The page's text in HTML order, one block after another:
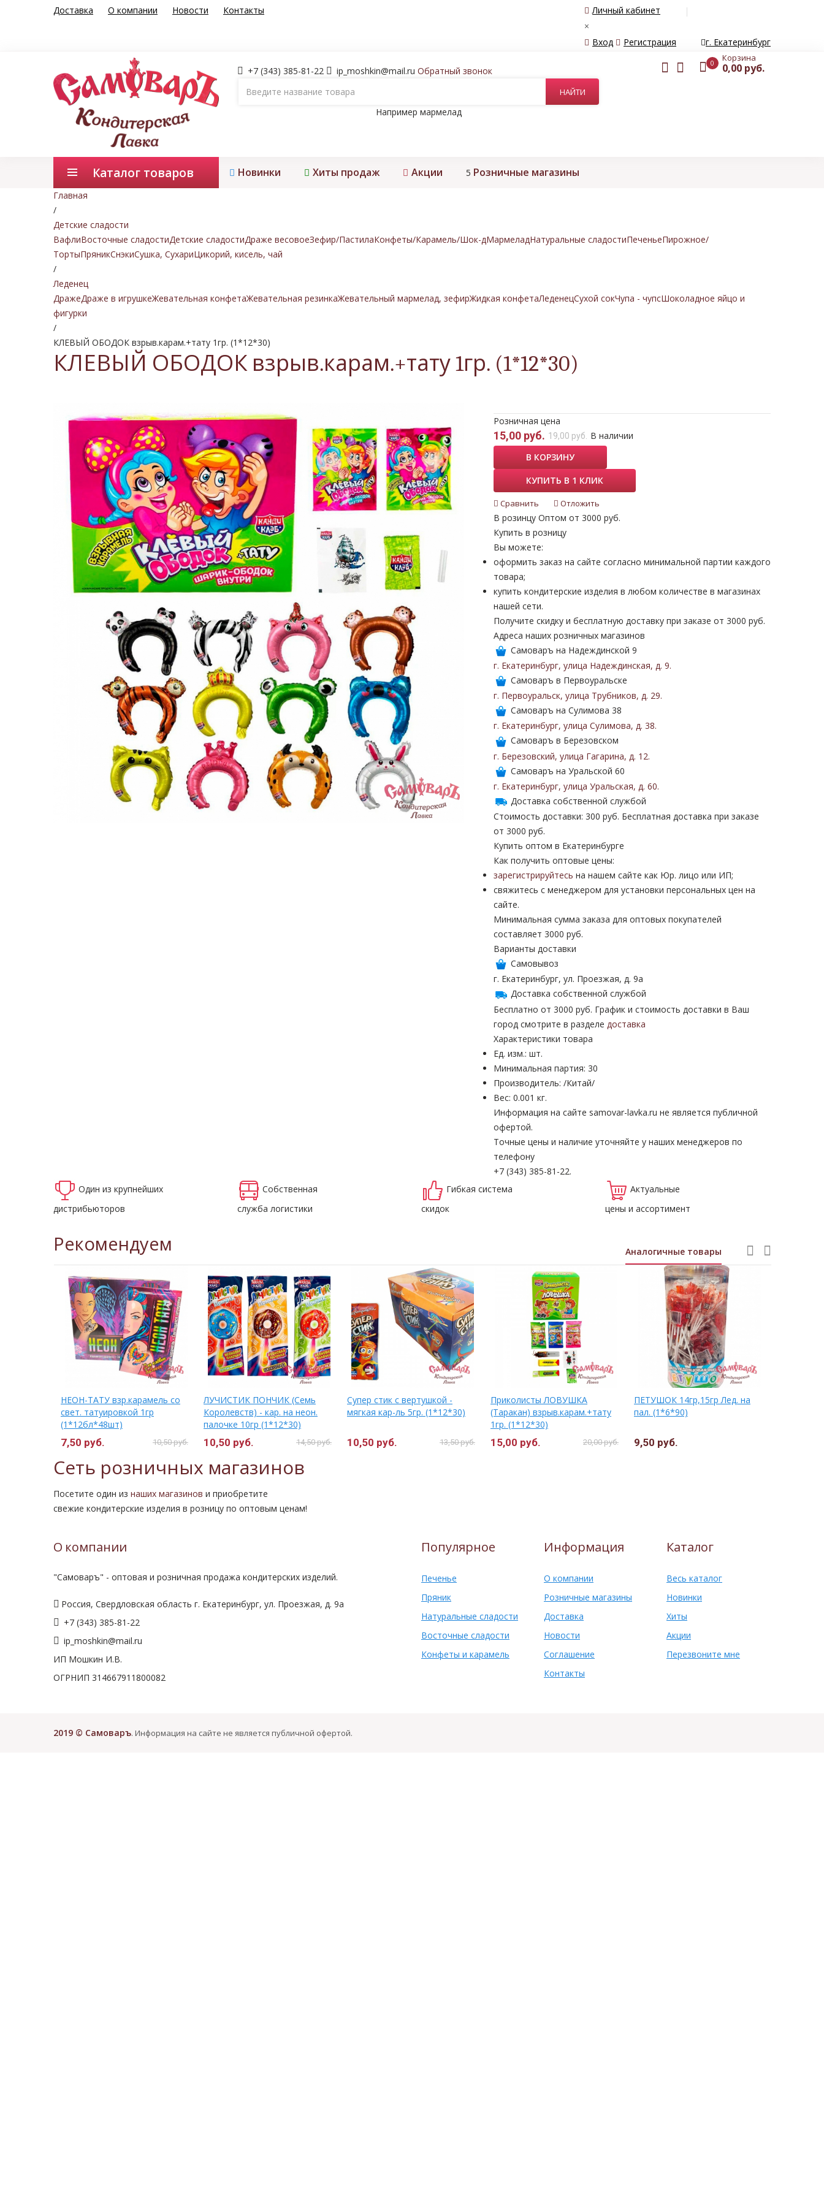
Доставка О компании Новости Контакты
Личный кабинет
×
Вход
Регистрация г. Екатеринбург
+7 (343) 385-81-22 ip_moshkin@mail.ru Обратный звонок
Например мармелад
0 Корзина
0,00 руб.
Каталог товаров Новинки Хиты продаж Акции 5 Розничные магазины
Главная
/
Детские сладости
ВафлиВосточные сладостиДетские сладостиДраже весовоеЗефир/ПастилаКонфеты/Карамель/Шок-дМармеладНатуральные сладостиПеченьеПирожное/
ТортыПряникСнэкиСушка, СухариЦикорий, кисель, чай
/
Леденец
ДражеДраже в игрушкеЖевательная конфетаЖевательная резинкаЖевательный мармелад, зефирЖидкая конфетаЛеденецСухой сокЧупа - чупсШоколадное яйцо и
фигурки
/
КЛЕВЫЙ ОБОДОК взрыв.карам.+тату 1гр. (1*12*30)
КЛЕВЫЙ ОБОДОК взрыв.карам.+тату 1гр. (1*12*30)
Розничная цена
15,00 руб. 19,00 руб.
В наличии
В КОРЗИНУ
КУПИТЬ В 1 КЛИК
Сравнить Отложить
В розинцу Оптом от 3000 руб.
Купить в розницу
Вы можете:
оформить заказ на сайте согласно минимальной партии каждого
товара;
купить кондитерские изделия в любом количестве в магазинах
нашей сети.
Получите скидку и бесплатную доставку при заказе от 3000 руб.
Адреса наших розничных магазинов
Самоваръ на Надеждинской 9
г. Екатеринбург, улица Надеждинская, д. 9.
Самоваръ в Первоуральске
г. Первоуральск, улица Трубников, д. 29.
Самоваръ на Сулимова 38
г. Екатеринбург, улица Сулимова, д. 38.
Самоваръ в Березовском
г. Березовский, улица Гагарина, д. 12.
Самоваръ на Уральской 60
г. Екатеринбург, улица Уральская, д. 60.
Доставка собственной службой
Стоимость доставки: 300 руб. Бесплатная доставка при заказе
от 3000 руб.
Купить оптом в Екатеринбурге
Как получить оптовые цены:
зарегистрируйтесь на нашем сайте как Юр. лицо или ИП;
свяжитесь с менеджером для установки персональных цен на
сайте.
Минимальная сумма заказа для оптовых покупателей
составляет 3000 руб.
Варианты доставки
Самовывоз
г. Екатеринбург, ул. Проезжая, д. 9а
Доставка собственной службой
Бесплатно от 3000 руб. График и стоимость доставки в Ваш
город смотрите в разделе доставка
Характеристики товара
Ед. изм.: шт.
Минимальная партия: 30
Производитель: /Китай/
Вес: 0.001 кг.
Информация на сайте samovar-lavka.ru не является публичной
офертой.
Точные цены и наличие уточняйте у наших менеджеров по
телефону
+7 (343) 385-81-22.
Один из крупнейших
дистрибьюторов
Собственная
служба логистики
Гибкая система
скидок
Актуальные
цены и ассортимент
Рекомендуем Аналогичные товары
НЕОН-ТАТУ взр.карамель со
свет. татуировкой 1гр
(1*12бл*48шт)
7,50 руб. 10,50 руб.
ЛУЧИСТИК ПОНЧИК (Семь
Королевств) - кар. на неон.
палочке 10гр (1*12*30)
10,50 руб. 14,50 руб.
Супер стик с вертушкой -
мягкая кар-ль 5гр. (1*12*30)
10,50 руб. 13,50 руб.
Приколисты ЛОВУШКА
(Таракан) взрыв.карам.+тату
1гр. (1*12*30)
15,00 руб. 20,00 руб.
ПЕТУШОК 14гр,15гр Лед. на
пал. (1*6*90)
9,50 руб.
Сеть розничных магазинов
Посетите один из наших магазинов и приобретите
свежие кондитерские изделия в розницу по оптовым ценам!
О компании
"Самоваръ" - оптовая и розничная продажа кондитерских изделий.
Россия, Свердловская область г. Екатеринбург, ул. Проезжая, д. 9а
+7 (343) 385-81-22
ip_moshkin@mail.ru
ИП Мошкин И.В.
ОГРНИП 314667911800082
Популярное
Печенье
Пряник
Натуральные сладости
Восточные сладости
Конфеты и карамель
Информация
О компании
Розничные магазины
Доставка
Новости
Соглашение
Контакты
Каталог
Весь каталог
Новинки
Хиты
Акции
Перезвоните мне
2019 © Самоваръ. Информация на сайте не является публичной офертой.